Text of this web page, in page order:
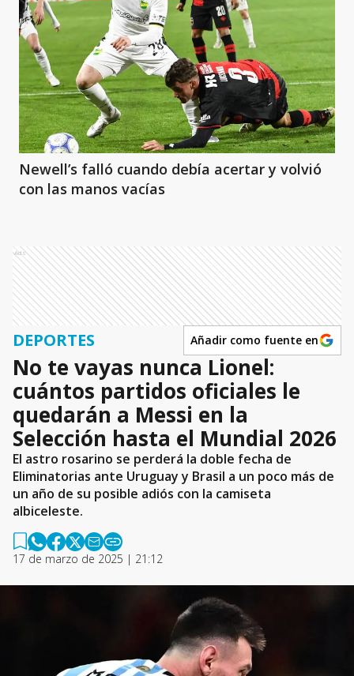
Newell’s falló cuando debía acertar y volvió
con las manos vacías
Ads
DEPORTES Añadir como fuente en
No te vayas nunca Lionel:
cuántos partidos oficiales le
quedarán a Messi en la
Selección hasta el Mundial 2026
El astro rosarino se perderá la doble fecha de
Eliminatorias ante Uruguay y Brasil a un poco más de
un año de su posible adiós con la camiseta
albiceleste.
17 de marzo de 2025 | 21:12